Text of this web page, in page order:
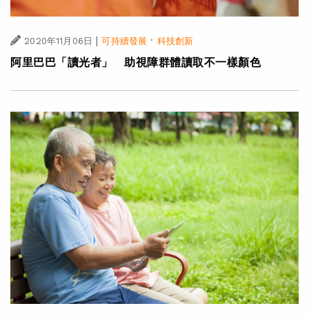
2020年11月06日 可持續發展 · 科技創新
阿里巴巴「讀光者」 助視障群體讀取不一樣顏色